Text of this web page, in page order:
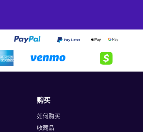
购买
如何购买
收藏品